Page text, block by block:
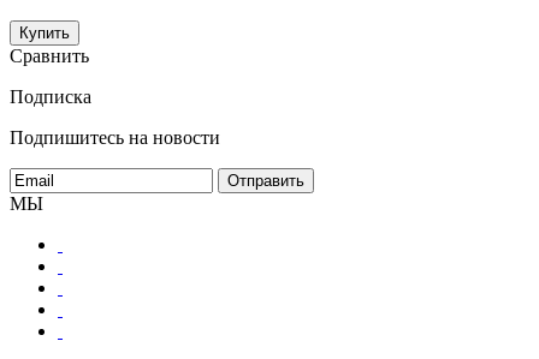
Купить
Сравнить
Подписка
Подпишитесь на новости
МЫ